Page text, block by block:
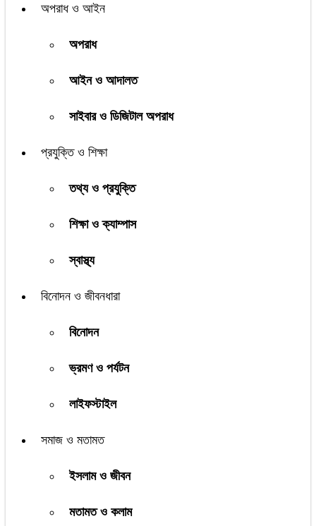
অপরাধ ও আইন
অপরাধ
আইন ও আদালত
সাইবার ও ডিজিটাল অপরাধ
প্রযুক্তি ও শিক্ষা
তথ্য ও প্রযুক্তি
শিক্ষা ও ক্যাম্পাস
স্বাস্থ্য
বিনোদন ও জীবনধারা
বিনোদন
ভ্রমণ ও পর্যটন
লাইফস্টাইল
সমাজ ও মতামত
ইসলাম ও জীবন
মতামত ও কলাম